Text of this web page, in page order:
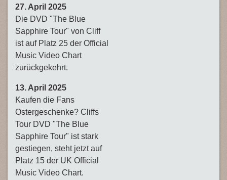
27. April 2025
Die DVD "The Blue
Sapphire Tour" von Cliff
ist auf Platz 25 der Official
Music Video Chart
zurückgekehrt.
13. April 2025
Kaufen die Fans
Ostergeschenke? Cliffs
Tour DVD "The Blue
Sapphire Tour" ist stark
gestiegen, steht jetzt auf
Platz 15 der UK Official
Music Video Chart.